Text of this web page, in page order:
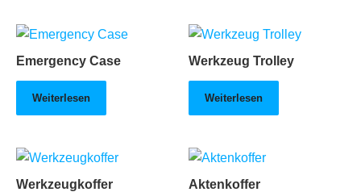
Emergency Case
Weiterlesen
Werkzeug Trolley
Weiterlesen
Werkzeugkoffer Aktenkoffer